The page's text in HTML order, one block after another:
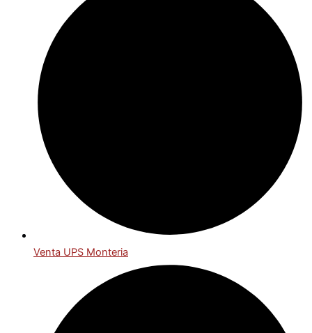
Venta UPS Monteria